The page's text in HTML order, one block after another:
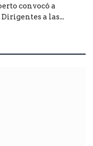
convocó a
a las...